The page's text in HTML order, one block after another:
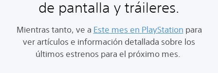
de pantalla y tráileres.
Mientras tanto, ve a Este mes en PlayStation para
ver artículos e información detallada sobre los
últimos estrenos para el próximo mes.